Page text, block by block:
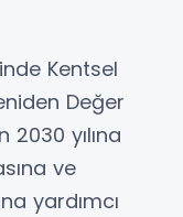
Kentsel
Değer
2030 yılına
ve
yardımcı